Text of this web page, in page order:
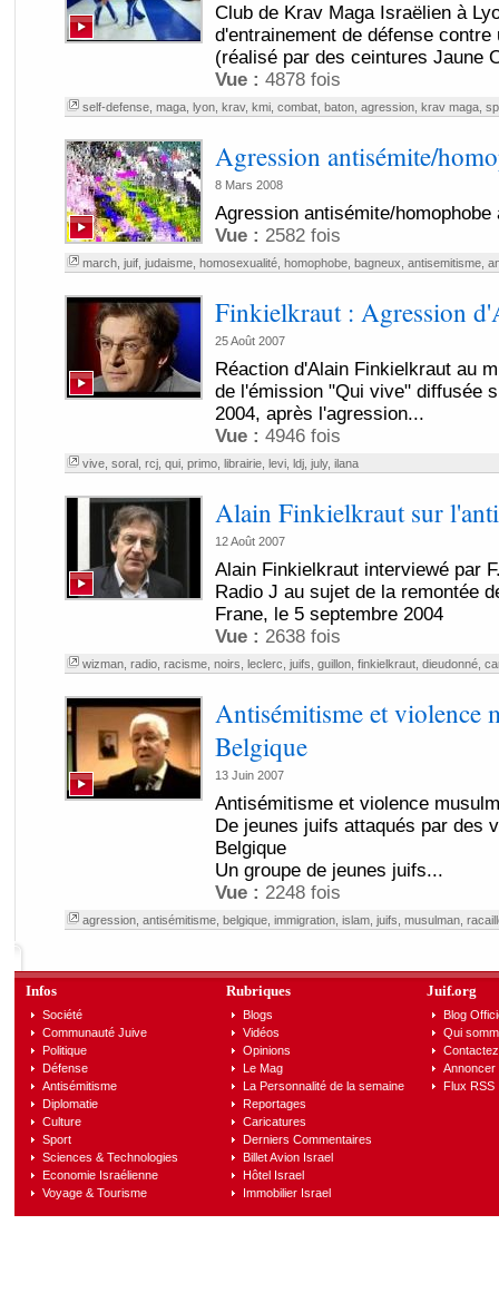
Club de Krav Maga Israëlien à
d'entrainement de défense
(réalisé par des ceintures Jaune
Vue : 4878 fois
self-defense, maga, lyon, krav, kmi, combat, baton, agression, krav maga,
Agression antisémite/
8 Mars 2008
Agression antisémite/homophobe
Vue : 2582 fois
march, juif, judaisme, homosexualité, homophobe, bagneux antisemitisme,
Finkielkraut : Agression
25 Août 2007
Réaction d'Alain Finkielkraut au
de l'émission "Qui vive" diffusée
2004, après l'agression...
Vue : 4946 fois
vive, soral, rcj, qui, primo, librairie, levi, ldj, july, ilana
Alain Finkielkraut sur
12 Août 2007
Alain Finkielkraut interviewé par
Radio J au sujet de la remontée
Frane, le 5 septembre 2004
Vue : 2638 fois
wizman, radio, racisme, noirs leclerc juifs guillon, finkielkraut, dieudonné,
Antisémitisme et violence
Belgique
13 Juin 2007
Antisémitisme et violence
De jeunes juifs attaqués par des
Belgique
Un groupe de jeunes juifs...
Vue : 2248 fois
agression, antisémitisme, belgique, immigration, islam, juifs musulman,
Infos
Société
Communauté Juive
Politique
Défense
Antisémitisme
Diplomatie
Culture
Sport
Sciences & Technologies
Economie Israélienne
Voyage & Tourisme
Rubriques
Blogs
Vidéos
Opinions
Le Mag
La Personnalité de la semaine
Reportages
Caricatures
Derniers Commentaires
Billet Avion Israel
Hôtel Israel
Immobilier Israel
Juif.org
Blog
Qui
Annoncer
Flux RSS